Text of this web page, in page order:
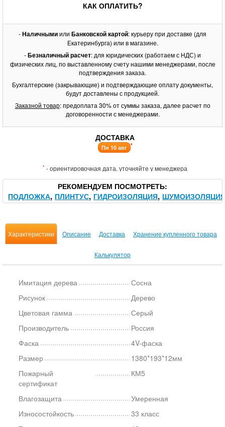
КАК ОПЛАТИТЬ?
-Наличнымиили Банковской картой: курьеру при доставке (для
Екатеринбурга) или в магазине.
-Безналичный расчет: для юридических (работаем с НДС) и
физических лиц, по выставленному счету нашими менеджерами, после
подтверждения заказа.
Бухгалтерские (закрывающие) и подтверждающие оплату документы,
будут доставлены с продукцией.
Заказной товар: предоплата 30% от суммы заказа, далее расчет по
договоренности с менеджерами.
ДОСТАВКА
Пн 10 авг *
* - ориентировочная дата, уточняйте у менеджера
РЕКОМЕНДУЕМ ПОСМОТРЕТЬ
ПОДЛОЖКА ПЛИНТУС ГИДРОИЗОЛЯЦИЯ ШУМОИЗОЛЯЦИЯ
Характеристики Описание Доставка Хранение купленного товара
Калькулятор
Имитация дерева
Сосна
Рисунок
Дерево
Цветовая гамма
Серый
Производитель
Россия
Фаска
4V-фаска
Размер
1380*193*12мм
Пожарный
сертификат
КМ5
Влагозащита
Умеренная
Износостойкость
33 класс